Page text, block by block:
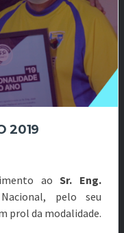
2019
aoSr. Eng.
pelo seu
prol da modalidade.